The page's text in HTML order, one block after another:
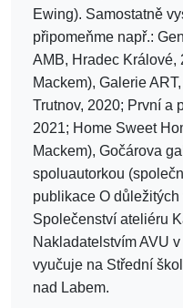
Ewing). Samostatně
připomeňme např.:
AMB, Hradec Králové,
Mackem), Galerie
Trutnov, 2020; První a
2021; Home Sweet
Mackem), Gočárova
spoluautorkou
publikace O
Společenství ateliéru
Nakladatelstvím AVU
vyučuje na Střední
nad Labem.